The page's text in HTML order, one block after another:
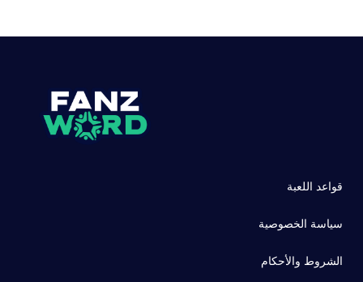
قواعد اللعبة
سياسة الخصوصية
الشروط والأحكام